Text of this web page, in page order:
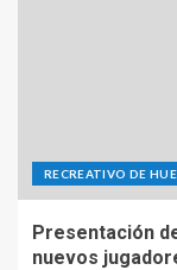
RECREATIVO DE
Presentación
nuevos